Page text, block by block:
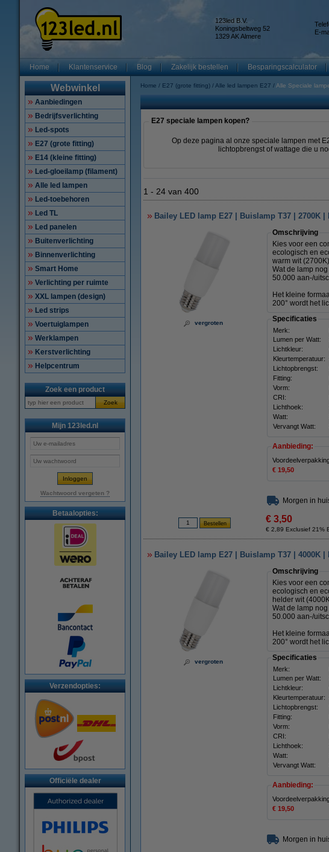
123led B.V.
Koningsbeltweg 52
1329 AK Almere
E-
Home Klantenservice Blog Zakelijk bestellen Besparingscalculator
Webwinkel
Aanbiedingen
Bedrijfsverlichting
Led-spots
E27 (grote fitting)
E14 (kleine fitting)
Led-gloeilamp (filament)
Alle led lampen
Led-toebehoren
Led TL
Led panelen
Buitenverlichting
Binnenverlichting
Smart Home
Verlichting per ruimte
XXL lampen (design)
Led strips
Voertuiglampen
Werklampen
Kerstverlichting
Helpcentrum
Zoek een product
Zoek
Mijn 123led.nl
Wachtwoord vergeten ?
Betaalopties:
Verzendopties:
Officiële dealer
Home E27 (grote fitting) Alle led lampen E27 Alle Speciale
E27 speciale lampen kopen?
Op deze pagina al onze speciale lampen met
lichtopbrengst of wattage die u
1 - 24 van 400
Bailey LED lamp E27 | Buislamp T37 | 2700K |
vergroten
Omschrijving
Kies voor een
ecologisch en
warm wit
Wat de lamp
50.000 aan-/
Het kleine
200° wordt het
Specificaties
Merk:
Lumen per Watt:
Lichtkleur:
Kleurtemperatuur:
Lichtopbrengst:
Fitting:
Vorm:
CRI:
Lichthoek:
Watt:
Vervangt Watt:
Aanbieding:
€ 19,50
Morgen in
€ 3,50
€ 2,89 Exclusief 21%
Bailey LED lamp E27 | Buislamp T37 | 4000K |
vergroten
Omschrijving
Kies voor een
ecologisch en
helder wit
Wat de lamp
50.000 aan-/
Het kleine
200° wordt het
Specificaties
Merk:
Lumen per Watt:
Lichtkleur:
Kleurtemperatuur:
Lichtopbrengst:
Fitting:
Vorm:
CRI:
Lichthoek:
Watt:
Vervangt Watt:
Aanbieding:
€ 19,50
Morgen in